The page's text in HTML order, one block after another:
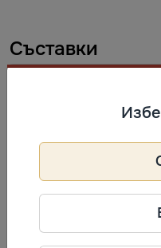
Съставки
Съхранение
Да се съхранява при
Описание